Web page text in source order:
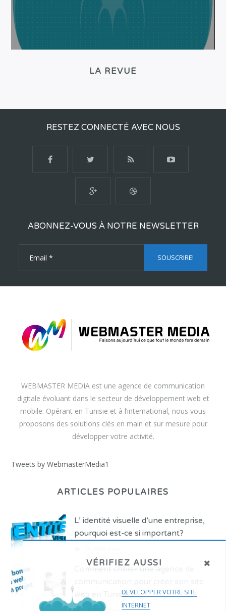
VÉRIFIEZ AUSSI
DEVELOPPER VOTRE SITE
INTERNET
LA REVUE
RESTEZ CONNECTÉ AVEC NOUS
ABONNEZ-VOUS À NOTRE NEWSLETTER
WEBMASTER MEDIA est une agence de communication
digitale évoluant dans le secteur de développement web et
mobile. Opérant en Tunisie et à l’international, nous vous
proposons des solutions clés en main et sur mesure pour
développer votre activité.
Tweets by WebmasterMedia1
ARTICLES POPULAIRES
L’ identité visuelle d’une entreprise,
pourquoi est-ce si important?
Comment choisir une agence de
web en Tunisie ?